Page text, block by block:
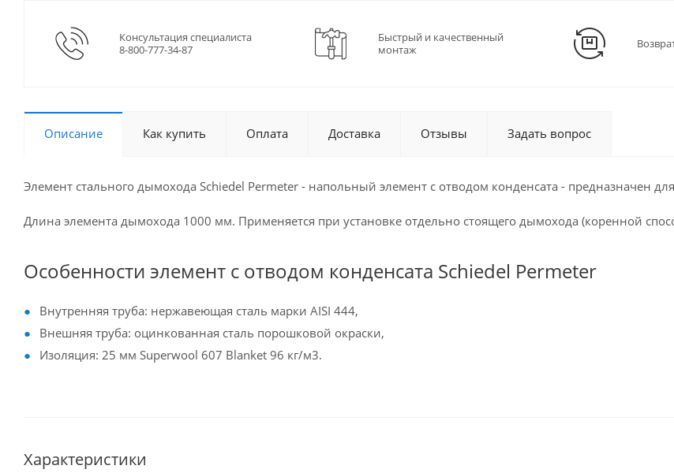
Консультация специалиста
8-800-777-34-87
Быстрый и качественный
монтаж
Описание Как купить Оплата Доставка Отзывы Задать вопрос
Элемент стального дымохода Schiedel Permeter - напольный элемент с отводом конденсата - предназначен
Длина элемента дымохода 1000 мм. Применяется при установке отдельно стоящего дымохода (коренной
Особенности элемент с отводом конденсата Schiedel Permeter
Внутренняя труба: нержавеющая сталь марки AISI 444,
Внешняя труба: оцинкованная сталь порошковой окраски,
Изоляция: 25 мм Superwool 607 Blanket 96 кг/м3.
Характеристики